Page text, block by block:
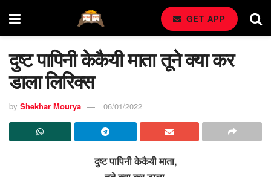
GET APP
दुष्ट पापिनी केकैयी माता तूने क्या कर
डाला लिरिक्स
by Shekhar Mourya 06/01/2022
दुष्ट पापिनी केकैयी माता,